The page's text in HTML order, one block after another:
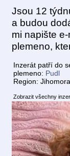
Jsou 12
a budou
mi napište
plemeno,
Inzerát patří do
plemeno: Pudl
Region:
Zobrazit všechny